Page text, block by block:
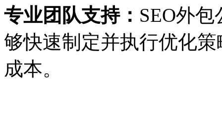
专业团队支持： SEO外
够快速制定并执行优化
成本。